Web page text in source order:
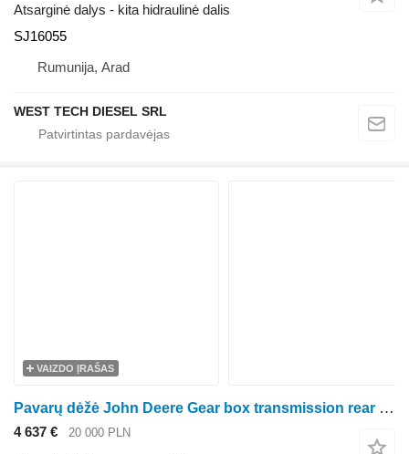
Atsarginė dalys - kita hidraulinė dalis
SJ16055
Rumunija, Arad
WEST TECH DIESEL SRL
VAIZDO ĮRAŠAS
Pavarų dėžė John Deere Gear box transmission rear axle John Deere 6105M AL214201 ratinio traktoriaus John Deere 6105M
4 637 € 20 000 PLN